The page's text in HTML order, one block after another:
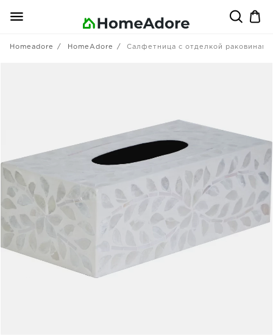
Homeadore HomeAdore Салфетница с отделкой раковинами